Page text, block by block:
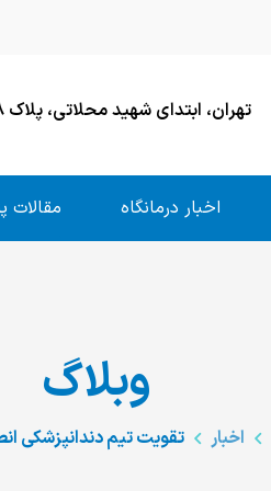
تهران، ابتدای شهید محلاتی، پلاک 368
اخبار درمانگاه مقالات
وبلاگ
اخبار تقویت تیم دندانپزشکی